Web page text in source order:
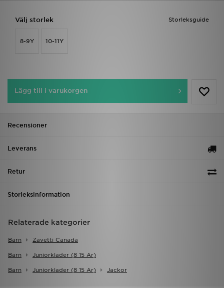
Storleksguide
Välj storlek
8-9Y 10-11Y
Lägg till i varukorgen
Recensioner
Leverans
Retur
Storleksinformation
Relaterade kategorier
Barn Zavetti Canada
Barn Juniorklader (8 15 Ar)
Barn Juniorklader (8 15 Ar) Jackor